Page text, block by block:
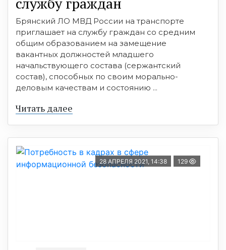
Брянский ЛО МВД России на транспорте
приглашает на службу граждан со средним
общим образованием на замещение
вакантных должностей младшего
начальствующего состава (сержантский
состав), способных по своим морально-
деловым качествам и состоянию ...
Читать далее
28 АПРЕЛЯ 2021, 14:38 129